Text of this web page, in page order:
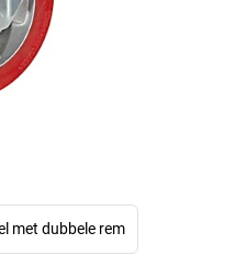
met dubbele rem